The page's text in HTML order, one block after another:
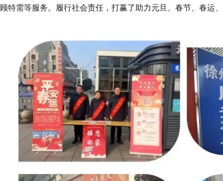
顾特需等服务。履行社会责任，打赢了助力元旦、春节、春运